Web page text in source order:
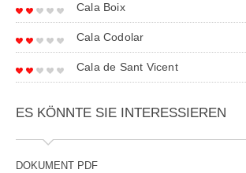
Cala Boix
Cala Codolar
Cala de Sant Vicent
ES KÖNNTE SIE INTERESSIEREN
DOKUMENT PDF